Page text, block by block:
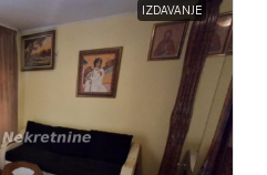
IZDAVANJE